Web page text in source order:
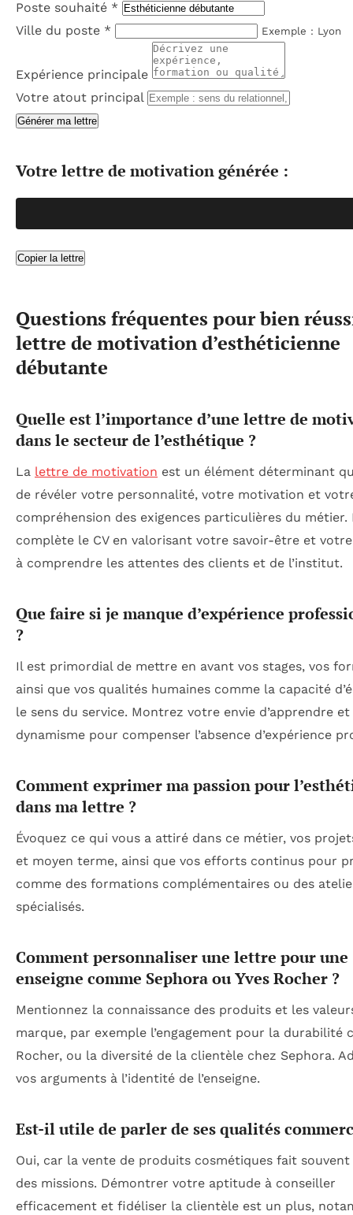
Poste souhaité *
Ville du poste * Exemple : Lyon
Expérience principale
Votre atout principal
Générer ma lettre
Votre lettre de motivation générée :
Copier la lettre
Questions fréquentes pour bien
lettre de motivation d’esthéticienne
débutante
Quelle est l’importance d’une lettre de
dans le secteur de l’esthétique ?
La lettre de motivation est un élément déterminant
de révéler votre personnalité, votre motivation et
compréhension des exigences particulières du métier.
complète le CV en valorisant votre savoir-être et
à comprendre les attentes des clients et de l’institut.
Que faire si je manque d’expérience
?
Il est primordial de mettre en avant vos stages, vos
ainsi que vos qualités humaines comme la capacité
le sens du service. Montrez votre envie d’apprendre
dynamisme pour compenser l’absence d’expérience
Comment exprimer ma passion pour
dans ma lettre ?
Évoquez ce qui vous a attiré dans ce métier, vos
et moyen terme, ainsi que vos efforts continus pour
comme des formations complémentaires ou des
spécialisés.
Comment personnaliser une lettre pour une
enseigne comme Sephora ou Yves Rocher ?
Mentionnez la connaissance des produits et les
marque, par exemple l’engagement pour la durabilité
Rocher, ou la diversité de la clientèle chez Sephora.
vos arguments à l’identité de l’enseigne.
Est-il utile de parler de ses qualités
Oui, car la vente de produits cosmétiques fait
des missions. Démontrer votre aptitude à conseiller
efficacement et fidéliser la clientèle est un plus,